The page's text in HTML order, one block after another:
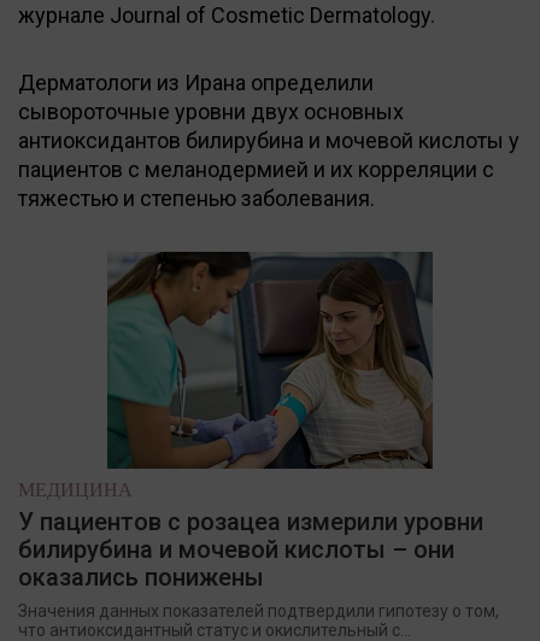
журнале Journal of Cosmetic Dermatology.
Дерматологи из Ирана определили
сывороточные уровни двух основных
антиоксидантов билирубина и мочевой кислоты у
пациентов с меланодермией и их корреляции с
тяжестью и степенью заболевания.
МЕДИЦИНА
У пациентов с розацеа измерили уровни
билирубина и мочевой кислоты – они
оказались понижены
Значения данных показателей подтвердили гипотезу о том,
что антиоксидантный статус и окислительный с...